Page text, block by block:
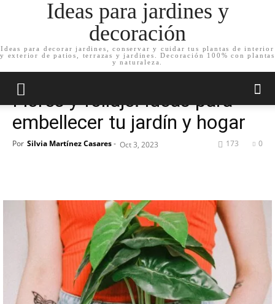
Ideas para jardines y
decoración
Ideas para decorar jardines, conservar y cuidar tus plantas de interior
y exterior de patios, terrazas y jardines. Decoración 100% con plantas
y naturaleza.
Inicio Decoración de jardín
Flores y follaje: Ideas para
embellecer tu jardín y hogar
Por Silvia Martínez Casares- Oct 3, 2023 0
173